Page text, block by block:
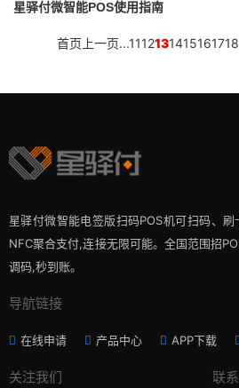
星驿付微智能POS使用指南
首页 上一页...1112131415161718
星驿付微智能电签版扫码POS机可扫码、刷
NFC聚合支付,连接无限可能。全国范围招
调码,秒到账。
导航链接
在线申请 产品中心 APP下载
关注我们 联